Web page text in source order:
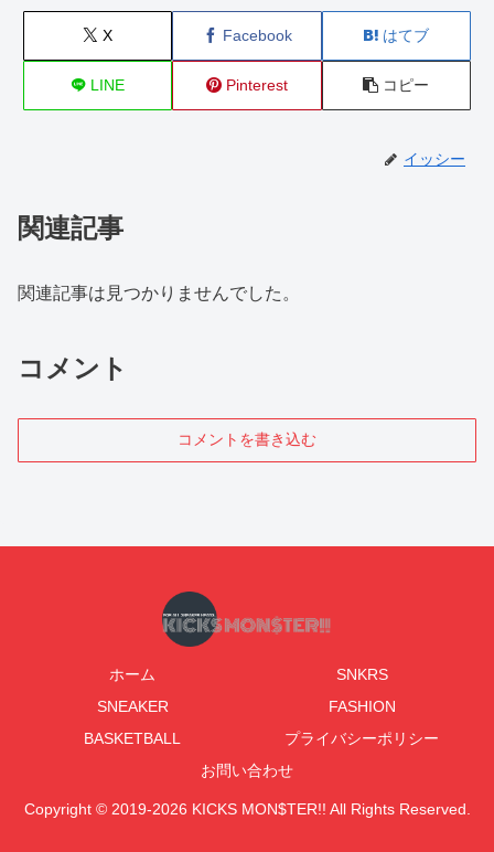
X Facebook はてブ
LINE Pinterest コピー
イッシー
関連記事
関連記事は見つかりませんでした。
コメント
コメントを書き込む
ホーム
SNKRS
SNEAKER
FASHION
BASKETBALL
プライバシーポリシー
お問い合わせ
Copyright © 2019-2026 KICKS MON$TER!! All Rights Reserved.